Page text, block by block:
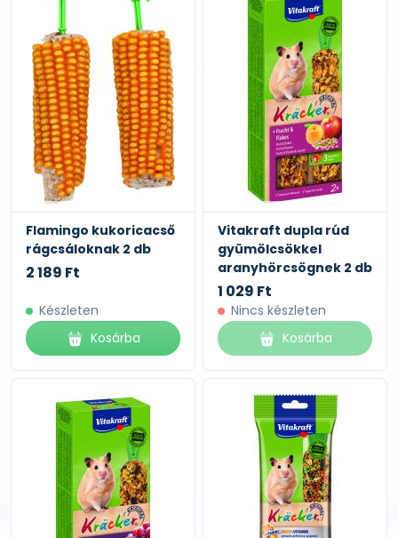
Flamingo kukoricacső
rágcsáloknak 2 db
2 189 Ft
Készleten
Kosárba
Vitakraft dupla rúd
gyümölcsökkel
aranyhörcsögnek 2 db
1 029 Ft
Nincs készleten
Kosárba